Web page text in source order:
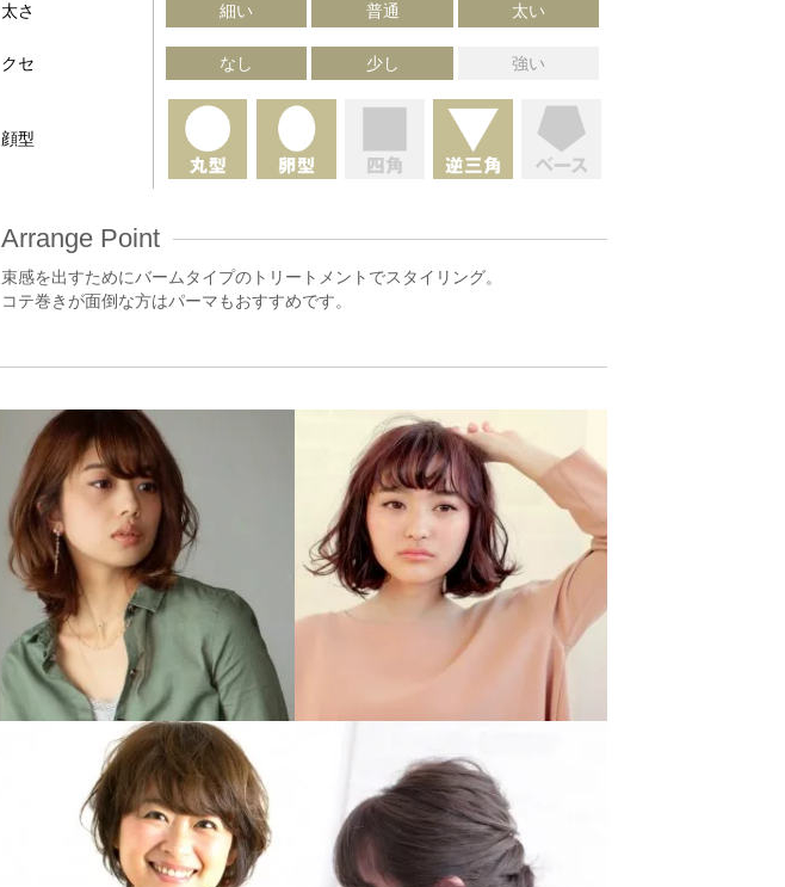
太さ 細い 普通 太い
クセ なし 少し 強い
顔型
Arrange Point
束感を出すためにバームタイプのトリートメントでスタイリング。
コテ巻きが面倒な方はパーマもおすすめです。